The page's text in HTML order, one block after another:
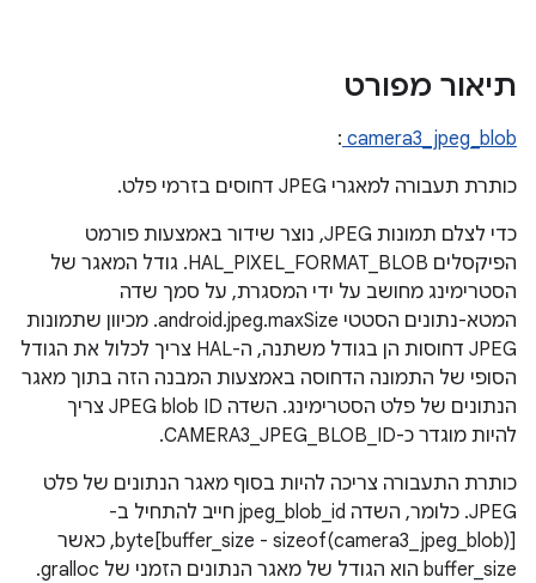
תיאור מפורט
camera3_jpeg_blob
:
כותרת תעבורה למאגרי JPEG דחוסים בזרמי פלט.
כדי לצלם תמונות JPEG, נוצר שידור באמצעות פורמט
הפיקסלים HAL_PIXEL_FORMAT_BLOB. גודל המאגר של
הסטרימינג מחושב על ידי המסגרת, על סמך שדה
המטא-נתונים הסטטי android.jpeg.maxSize. מכיוון שתמונות
JPEG דחוסות הן בגודל משתנה, ה-HAL צריך לכלול את הגודל
הסופי של התמונה הדחוסה באמצעות המבנה הזה בתוך מאגר
הנתונים של פלט הסטרימינג. השדה JPEG blob ID צריך
להיות מוגדר כ-CAMERA3_JPEG_BLOB_ID.
כותרת התעבורה צריכה להיות בסוף מאגר הנתונים של פלט
JPEG. כלומר, השדה jpeg_blob_id חייב להתחיל ב-
byte[buffer_size - sizeof(camera3_jpeg_blob)], כאשר
buffer_size הוא הגודל של מאגר הנתונים הזמני של gralloc.